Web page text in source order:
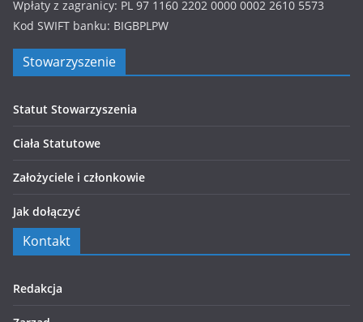
Wpłaty z zagranicy: PL 97 1160 2202 0000 0002 2610 5573
Kod SWIFT banku: BIGBPLPW
Stowarzyszenie
Statut Stowarzyszenia
Ciała Statutowe
Założyciele i członkowie
Jak dołączyć
Kontakt
Redakcja